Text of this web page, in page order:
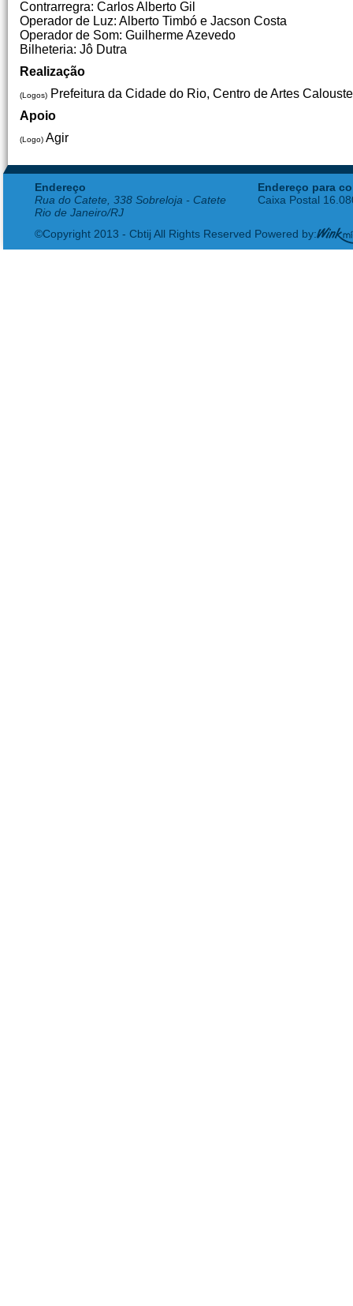
Contrarregra: Carlos Alberto Gil
Operador de Luz: Alberto Timbó e Jacson Costa
Operador de Som: Guilherme Azevedo
Bilheteria: Jô Dutra
Realização
(Logos) Prefeitura da Cidade do Rio, Centro de Artes
Apoio
(Logo) Agir
Endereço
Rua do Catete, 338 Sobreloja - Catete
Rio de Janeiro/RJ
Endereço para
Caixa Postal
©Copyright 2013 - Cbtij All Rights Reserved Powered by: